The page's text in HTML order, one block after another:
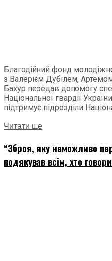
Благодійний фонд
з Валерієм Дубілем,
Бахур передав допомогу
Національної гвардії
підтримує підрозділи
Читати ще
“Зброя, яку неможливо
подякував всім, хто